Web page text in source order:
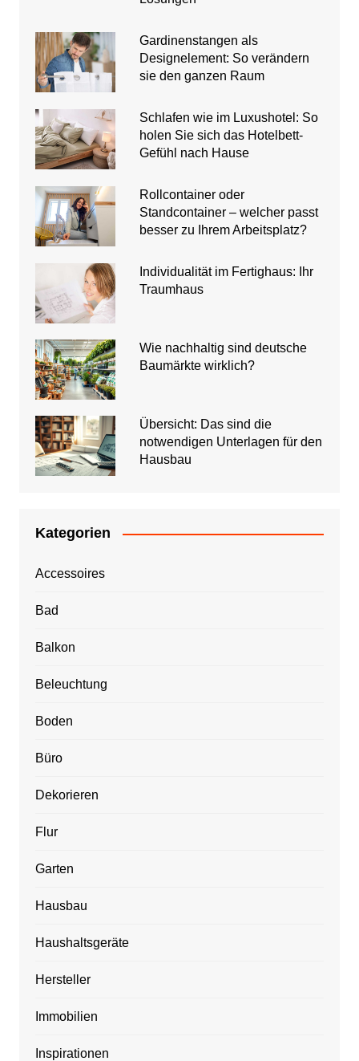
Gardinenstangen als
Designelement: So verändern
sie den ganzen Raum
Schlafen wie im Luxushotel: So
holen Sie sich das Hotelbett-
Gefühl nach Hause
Rollcontainer oder
Standcontainer – welcher passt
besser zu Ihrem Arbeitsplatz?
Individualität im Fertighaus: Ihr
Traumhaus
Wie nachhaltig sind deutsche
Baumärkte wirklich?
Übersicht: Das sind die
notwendigen Unterlagen für den
Hausbau
Kategorien
Accessoires
Bad
Balkon
Beleuchtung
Boden
Büro
Dekorieren
Flur
Garten
Hausbau
Haushaltsgeräte
Hersteller
Immobilien
Inspirationen